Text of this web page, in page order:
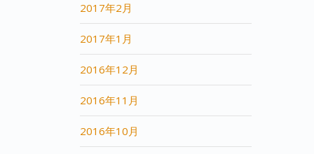
2017年2月
2017年1月
2016年12月
2016年11月
2016年10月